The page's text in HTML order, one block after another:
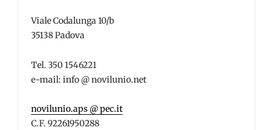
Viale Codalunga 10/b
35138 Padova
Tel. 350 1546221
e-mail: info @ novilunio.net
novilunio.aps @ pec.it
C.F. 92261950288